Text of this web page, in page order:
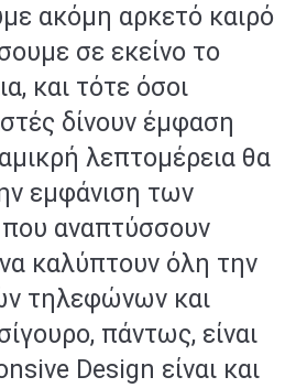
ακόμη αρκετό καιρό
σε εκείνο το
και τότε όσοι
δίνουν έμφαση
λεπτομέρεια θα
εμφάνιση των
αναπτύσσουν
καλύπτουν όλη την
τηλεφώνων και
πάντως, είναι
Design είναι και